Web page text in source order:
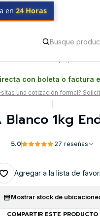
en 24 Horas
con boleta o factura
una cotización formal?
Blanco 1kg
5.0 27 reseñas
Agregar a la lista de
Mostrar stock de
COMPARTIR ESTE PRODUCTO